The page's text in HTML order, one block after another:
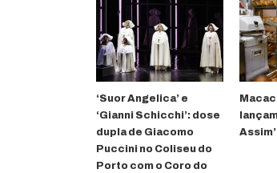
‘Suor Angelica’ e
‘Gianni Schicchi’: dose
dupla de Giacomo
Puccini no Coliseu do
Porto com o Coro do
Assim’